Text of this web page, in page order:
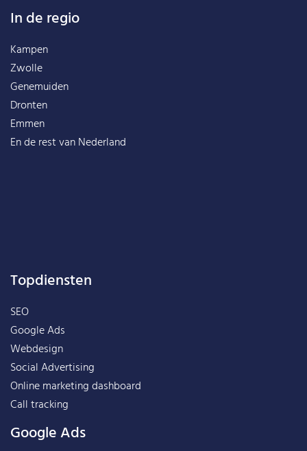
In de regio
Kampen
Zwolle
Genemuiden
Dronten
Emmen
En de rest vanNederland
Topdiensten
SEO
Google Ads
Webdesign
Social Advertising
Online marketing dashboard
Call tracking
Google Ads